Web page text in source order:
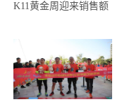
K11黄金周迎来销售额